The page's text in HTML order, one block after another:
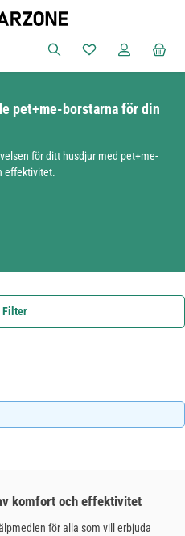
Du har 0 objekt i
pet+me-borstarna för din
för ditt husdjur med pet+me-
effektivitet.
Filter
komfort och effektivitet
för alla som vill erbjuda